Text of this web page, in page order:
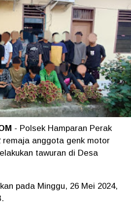
- Polsek Hamparan Perak
remaja anggota genk motor
tawuran di Desa
pada Minggu, 26 Mei 2024,